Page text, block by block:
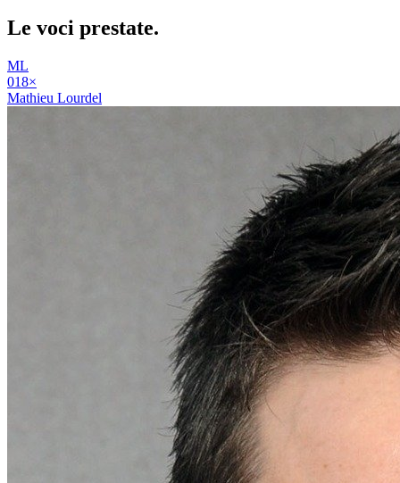
Le voci prestate.
ML
018×
Mathieu Lourdel